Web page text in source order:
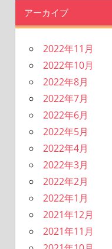
アーカイブ
2022年11月
2022年10月
2022年8月
2022年7月
2022年6月
2022年5月
2022年4月
2022年3月
2022年2月
2022年1月
2021年12月
2021年11月